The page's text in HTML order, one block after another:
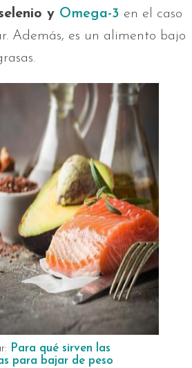
y Omega-3 en el caso
Además, es un alimento bajo
Para qué sirven las
para bajar de peso